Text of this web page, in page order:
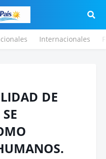
Internacionales
DE